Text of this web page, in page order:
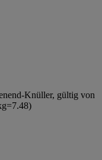
Knüller, gültig von